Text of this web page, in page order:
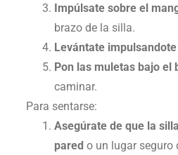
Impúlsate sobre el
brazo de la silla.
Levántate
Pon las muletas bajo el
caminar.
Para sentarse:
Asegúrate de que la
pared o un lugar seguro